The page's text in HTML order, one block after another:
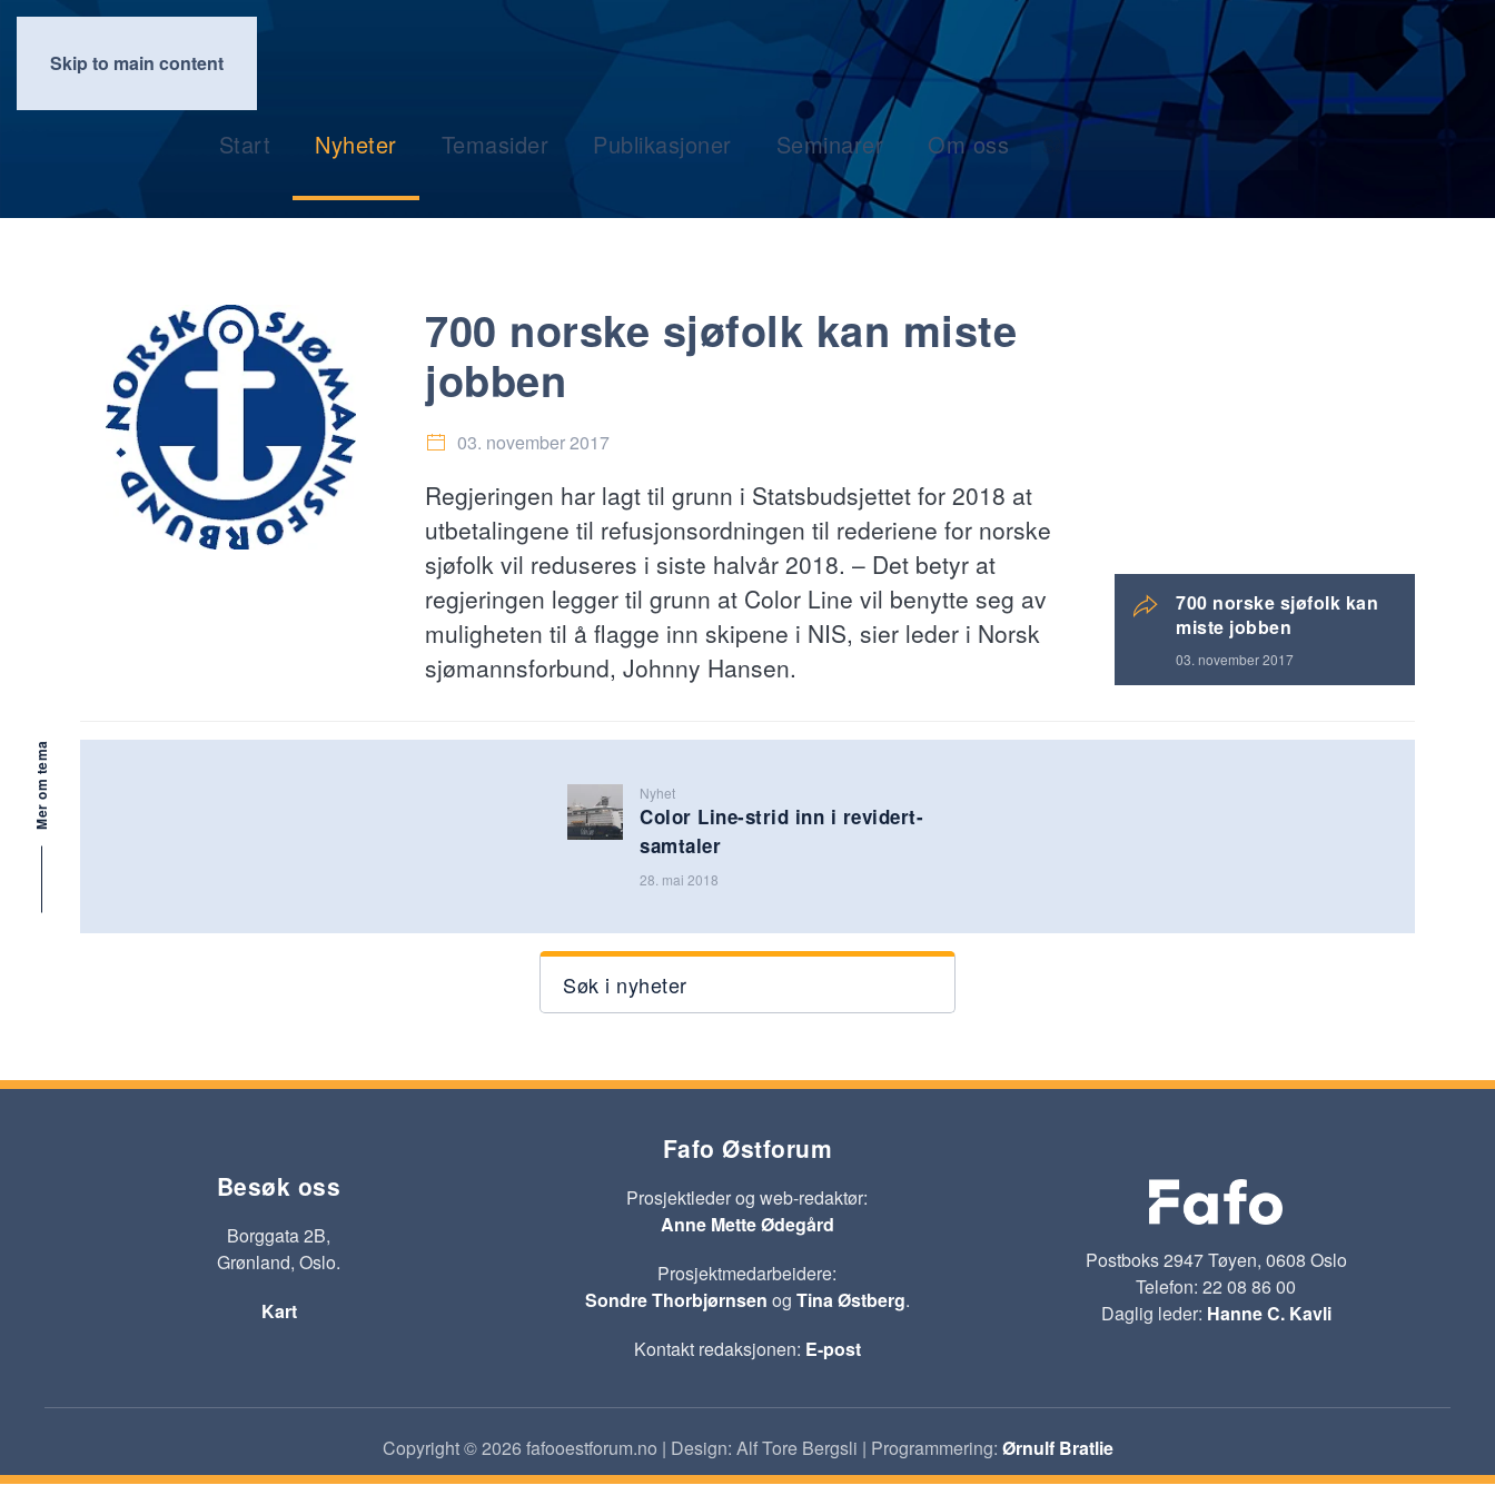
Skip to main content
Start Nyheter Temasider Publikasjoner Seminarer Om oss
700 norske sjøfolk kan miste
jobben
03. november 2017
Regjeringen har lagt til grunn i Statsbudsjettet for 2018 at
utbetalingene til refusjonsordningen til rederiene for norske
sjøfolk vil reduseres i siste halvår 2018. – Det betyr at
regjeringen legger til grunn at Color Line vil benytte seg av
muligheten til å flagge inn skipene i NIS, sier leder i Norsk
sjømannsforbund, Johnny Hansen.
700 norske sjøfolk kan
miste jobben
03. november 2017
Nyhet
Color Line-strid inn i revidert-
samtaler
28. mai 2018
Mer om tema
Søk i nyheter
Besøk oss
Borggata 2B,
Grønland, Oslo.
Kart
Fafo Østforum
Prosjektleder og web-redaktør:
Anne Mette Ødegård
Prosjektmedarbeidere:
Sondre Thorbjørnsen og Tina Østberg.
Kontakt redaksjonen: E-post
Postboks 2947 Tøyen, 0608 Oslo
Telefon: 22 08 86 00
Daglig leder: Hanne C. Kavli
Copyright © 2026 fafooestforum.no | Design: Alf Tore Bergsli | Programmering: Ørnulf Bratlie